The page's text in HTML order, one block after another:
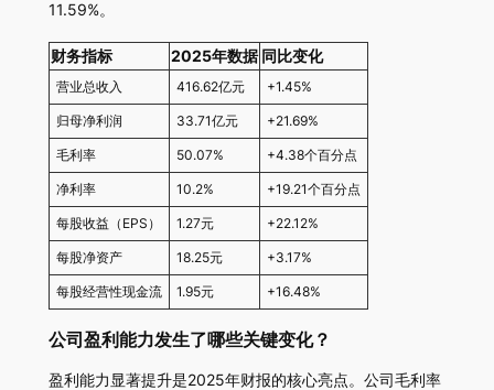
11.59%。
财务指标 2025年数据 同比变化
营业总收入 416.62亿元 +1.45%
归母净利润 33.71亿元 +21.69%
毛利率 50.07% +4.38个百分点
净利率 10.2% +19.21个百分点
每股收益（EPS） 1.27元 +22.12%
每股净资产 18.25元 +3.17%
每股经营性现金流 1.95元 +16.48%
公司盈利能力发生了哪些关键变化？
盈利能力显著提升是2025年财报的核心亮点。公司毛利率